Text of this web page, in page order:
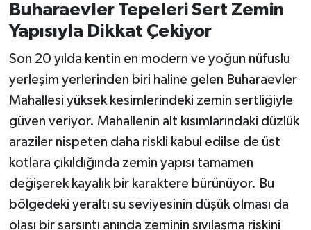
Buharaevler Tepeleri Sert Zemin
Yapısıyla Dikkat Çekiyor
Son 20 yılda kentin en modern ve yoğun nüfuslu
yerleşim yerlerinden biri haline gelen Buharaevler
Mahallesi yüksek kesimlerindeki zemin sertliğiyle
güven veriyor. Mahallenin alt kısımlarındaki düzlük
araziler nispeten daha riskli kabul edilse de üst
kotlara çıkıldığında zemin yapısı tamamen
değişerek kayalık bir karaktere bürünüyor. Bu
bölgedeki yeraltı su seviyesinin düşük olması da
olası bir sarsıntı anında zeminin sıvılaşma riskini